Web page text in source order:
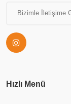
Hızlı Menü